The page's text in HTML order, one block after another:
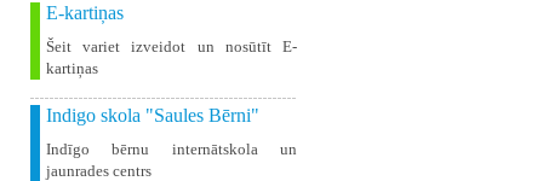
E-kartiņas
Šeit variet izveidot un nosūtīt E-
kartiņas
Indigo skola "Saules Bērni"
Indīgo bērnu internātskola un
jaunrades centrs